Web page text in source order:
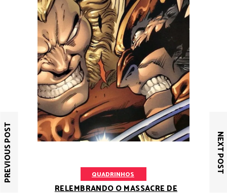
PREVIOUS POST NEXT POST
QUADRINHOS
RELEMBRANDO O MASSACRE DE